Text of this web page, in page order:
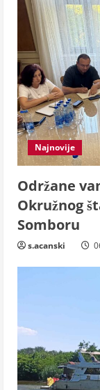
Najnovije
Održane
Okružnog
Somboru
s.acanski